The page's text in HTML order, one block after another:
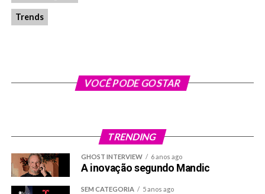
Trends
VOCÊ PODE GOSTAR
TRENDING
GHOST INTERVIEW 6 anos ago
A inovação segundo Mandic
SEM CATEGORIA 5 anos ago